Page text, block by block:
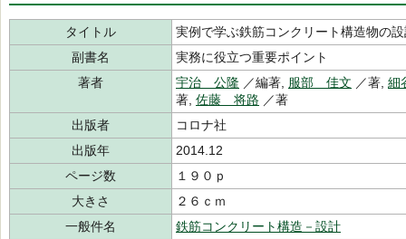
タイトル
実例で学ぶ鉄筋コンクリート構造物の
副書名
実務に役立つ重要ポイント
著者
宇治 公隆 ／編著, 服部 佳文 ／著, 細
著, 佐藤 将路 ／著
出版者
コロナ社
出版年
2014.12
ページ数
１９０ｐ
大きさ
２６ｃｍ
一般件名
鉄筋コンクリート構造－設計